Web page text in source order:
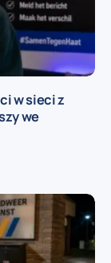
w sieci z
we